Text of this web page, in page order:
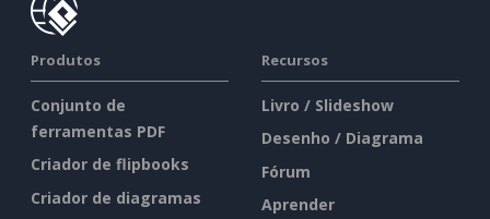
Produtos
Conjunto de
ferramentas PDF
Criador de flipbooks
Criador de diagramas
Recursos
Livro / Slideshow
Desenho / Diagrama
Fórum
Aprender